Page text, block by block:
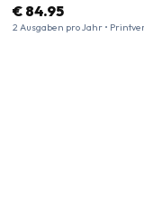
€ 84.95
2 Ausgaben pro Jahr •
Handelskammer